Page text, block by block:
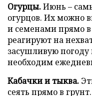
Огурцы.Июнь –
огурцов. Их можно
и семенами прямо
реагируют на
засушливую
необходим
Кабачки и тыква.
сеять прямо в